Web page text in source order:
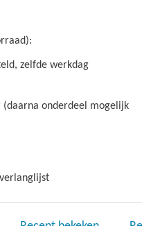
zelfde werkdag
(daarna onderdeel mogelijk